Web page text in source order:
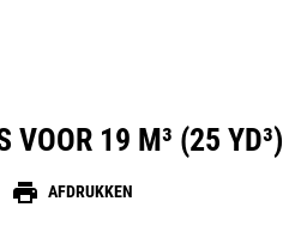
VOOR 19 M³ (25 YD³)
print AFDRUKKEN